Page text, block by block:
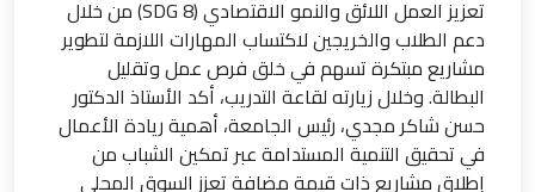
تعزيز العمل اللائق والنمو الاقتصادي (SDG 8) من خلال
دعم الطلاب والخريجين لاكتساب المهارات اللازمة لتطوير
مشاريع مبتكرة تسهم في خلق فرص عمل وتقليل
البطالة. وخلال زيارته لقاعة التدريب، أكد الأستاذ الدكتور
حسن شاكر مجدي، رئيس الجامعة، أهمية ريادة الأعمال
في تحقيق التنمية المستدامة عبر تمكين الشباب من